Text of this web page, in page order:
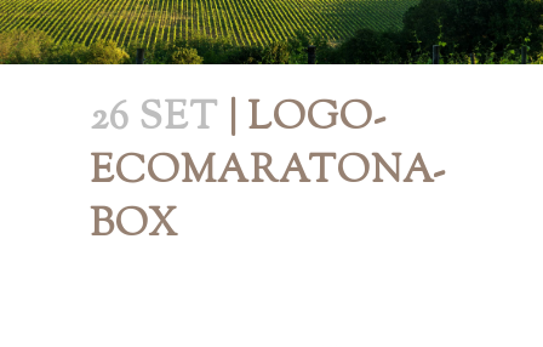
26 SET | LOGO-
ECOMARATONA-
BOX